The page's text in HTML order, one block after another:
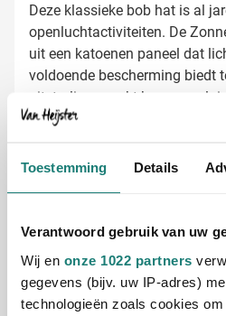
Toestemming Details
Verantwoord gebruik van uw
Wij en onze 1022 partners
gegevens (bijv. uw IP-adres)
technologieën zoals cookies
Deze klassieke bob hat is al
openluchtactiviteiten. De
uit een katoenen paneel dat
voldoende bescherming biedt
uitstraling maakt hem populair
leeftijdsgroepen, waardoor je
merk gezien wordt.
Bij Van Heijster
impact
Bedrukking met je
Veel ruimte voor jouw
paneel